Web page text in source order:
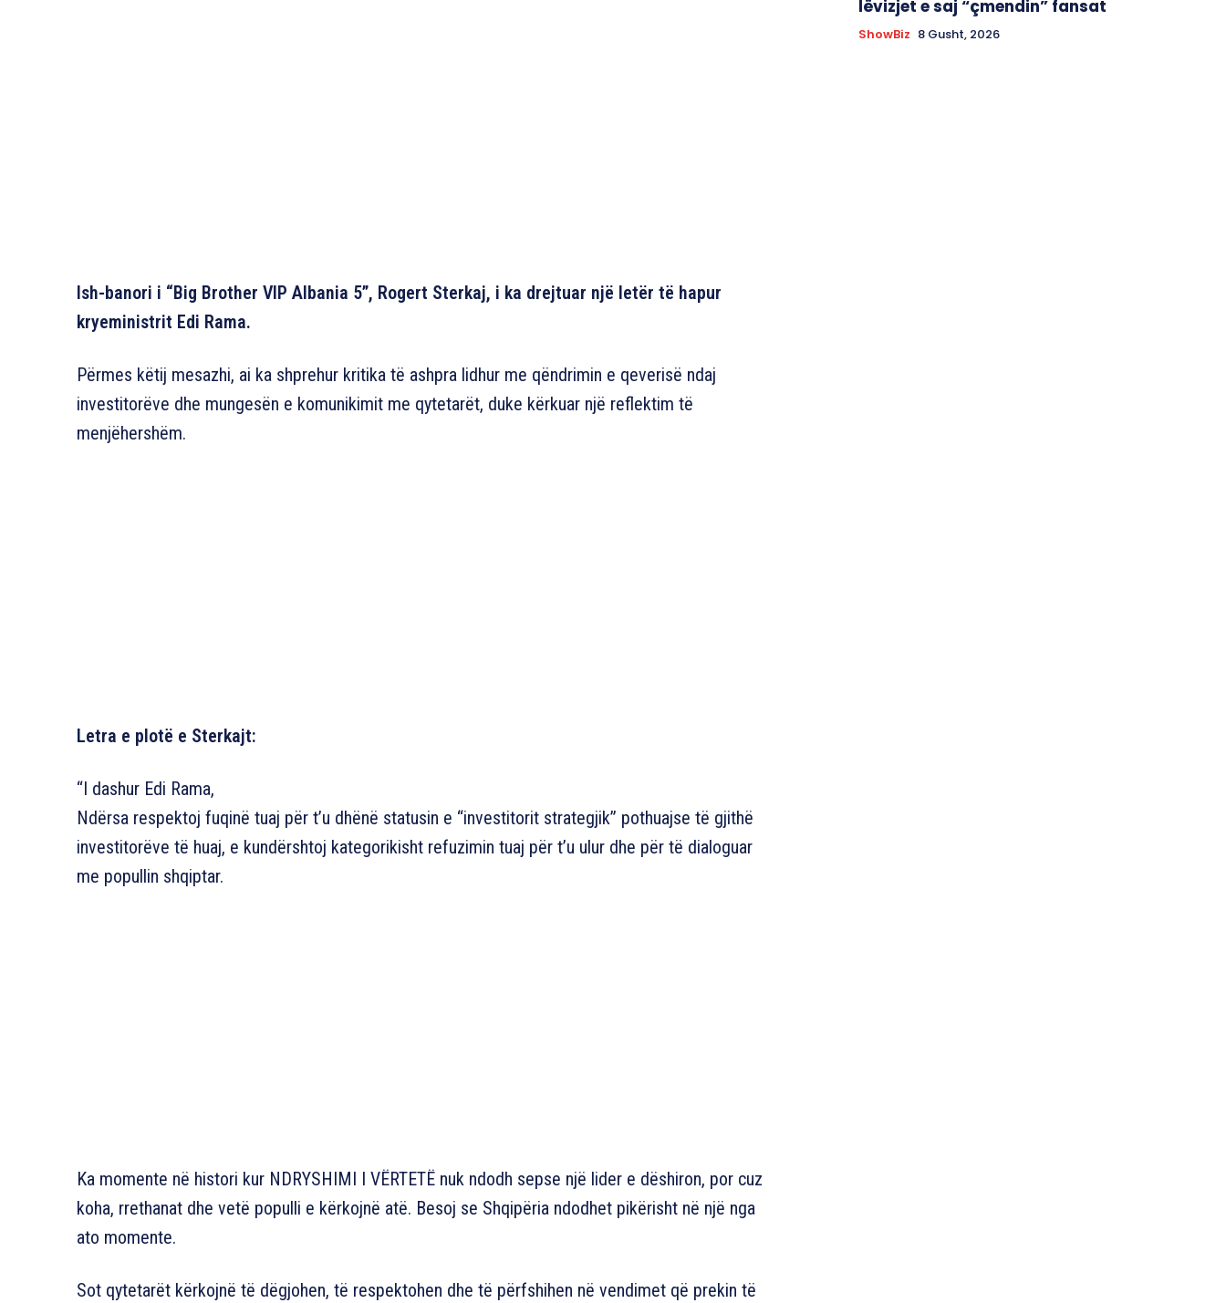
Ish-banori i “Big Brother VIP Albania 5”, Rogert Sterkaj, i ka drejtuar një letër të hapur
kryeministrit Edi Rama.
Përmes këtij mesazhi, ai ka shprehur kritika të ashpra lidhur me qëndrimin e qeverisë ndaj
investitorëve dhe mungesën e komunikimit me qytetarët, duke kërkuar një reflektim të
menjëhershëm.
Letra e plotë e Sterkajt:
“I dashur Edi Rama,
Ndërsa respektoj fuqinë tuaj për t’u dhënë statusin e “investitorit strategjik” pothuajse të gjithë
investitorëve të huaj, e kundërshtoj kategorikisht refuzimin tuaj për t’u ulur dhe për të dialoguar
me popullin shqiptar.
Ka momente në histori kur NDRYSHIMI I VËRTETË nuk ndodh sepse një lider e dëshiron, por cuz
koha, rrethanat dhe vetë populli e kërkojnë atë. Besoj se Shqipëria ndodhet pikërisht në një nga
ato momente.
Sot qytetarët kërkojnë të dëgjohen, të respektohen dhe të përfshihen në vendimet që prekin të
lëvizjet e saj “çmendin” fansat
ShowBiz 8 Gusht, 2026